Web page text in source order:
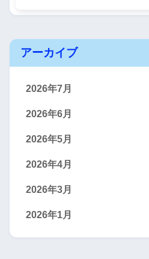
アーカイブ
2026年7月
2026年6月
2026年5月
2026年4月
2026年3月
2026年1月